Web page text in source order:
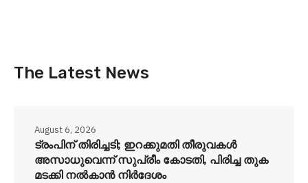
The Latest News
ട്രംപിന് തിരിച്ചടി; ഇറക്കുമതി തീരുവകൾ
അസാധുവെന്ന് സുപ്രീം കോടതി, പിരിച്ച തുക
മടക്കി നൽകാൻ നിർദേശം
August 6, 2026